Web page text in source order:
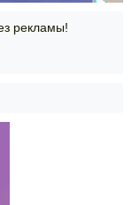
рекламы!